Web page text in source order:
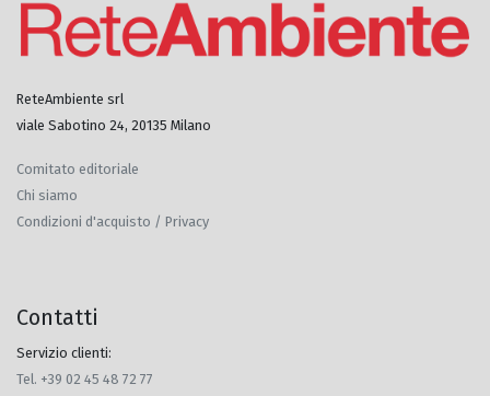
ReteAmbiente srl
viale Sabotino 24, 20135 Milano
Comitato editoriale
Chi siamo
Condizioni d'acquisto / Privacy
Contatti
Servizio clienti:
Tel. +39 02 45 48 72 77